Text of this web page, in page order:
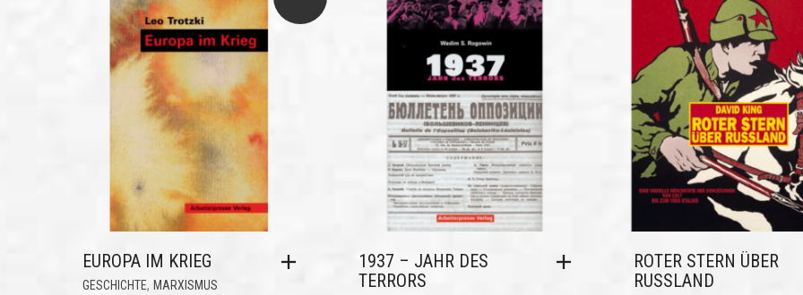
EUROPA IM KRIEG
GESCHICHTE, MARXISMUS
1937 – JAHR DES
TERRORS
ROTER STERN ÜBER
RUSSLAND